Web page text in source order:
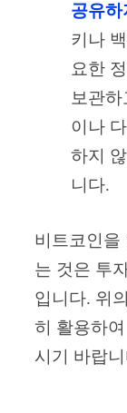
공유하
키나
요한
보관하
이나
하지
니다.
비트코인을
는 것은 투
입니다. 위
히 활용하
시기 바랍